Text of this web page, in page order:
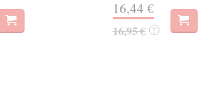
16,44 €
16,95 € ?